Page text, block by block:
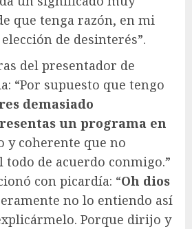
que tenga razón, en mi
de desinterés”.
del presentador de
“Por supuesto que tengo
demasiado
un programa en
y coherente que no
todo de acuerdo conmigo.”
con picardía: “Oh dios
no lo entiendo así
Porque dirijo y